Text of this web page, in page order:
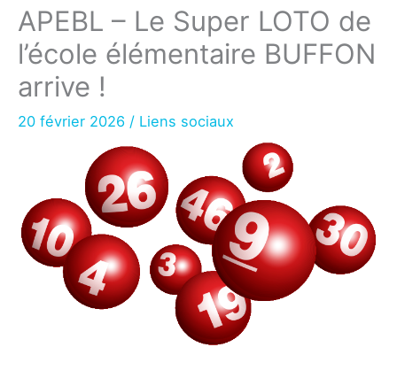
APEBL – Le Super LOTO de
l’école élémentaire BUFFON
arrive !
20 février 2026 / Liens sociaux